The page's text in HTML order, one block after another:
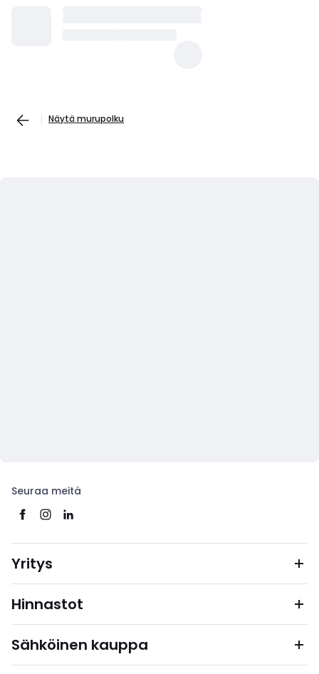
Näytä murupolku
Seuraa meitä
Yritys
Hinnastot
Sähköinen kauppa